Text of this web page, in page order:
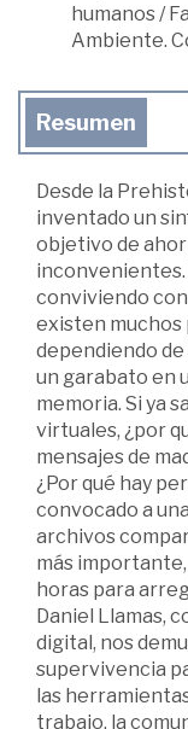
humanos/
Ambiente.
Resumen
Desde la
inventado un
objetivo de
inconvenientes.
conviviendo
existen muchos
dependiendo
un garabato en
memoria. Si ya
virtuales, ¿por
mensajes de
¿Por qué hay
convocado a
archivos
más
horas para
Daniel Llamas,
digital, nos
supervivencia
las
trabajo, la